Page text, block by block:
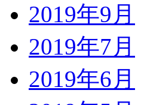
2019年9月
2019年7月
2019年6月